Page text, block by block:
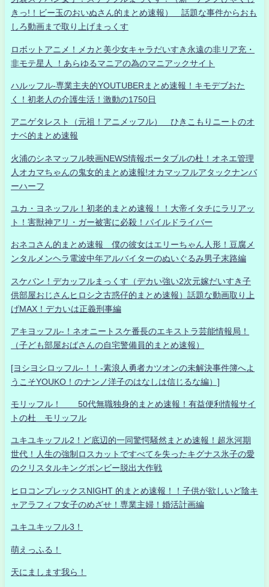
きっ!！ビー玉のおいぬさん的まとめ速報） 話題な事件からおも
しろ動画まで取り上げまっくす
ロボットアニメ！メカと美少女キャラだいすき永遠の非リア充・
非モテ星人 ！あらゆるマニアの為のマニアックサイト
ハルッフル-専業主夫的YOUTUBERまとめ速報！キモデブおた
く！初老人の介護生活！激動の1750日
アニゲタレスト（元祖！アニメッフル） ひきこもりニートのオ
ナベ的まとめ速報
火浦のシネマッフル映画NEWS情報ポータブルの杜！オネエ管理
人オカマちゃんの鬼女的まとめ速報!オカマッフルアタックナンバ
ーハーフ
ユカ・ヨネッフル！初老的まとめ速報！！大帝イタチにラリアッ
ト！害獣神アリ・ガー被害に必殺！パイルドライバー
おネコさん的まとめ速報 僕の彼女はエリーちゃん人形！豆腐メ
ンタルメンヘラ電波中年アルバイターのぬいぐるみ男子末路編
スケバン！デカッフルまっくす（デカい強い2次元嫁だいすき子
供部屋おじさんヒロシ之古惑仔的まとめ速報）話題な動画取り上
げMAX！デカいは正義刑事編
アキヨッフル-！ネオニートスケ番長のエキストラ芸能情報局！
（子ども部屋おばさんの自宅警備員的まとめ速報）
[ヨシヨシロッフル-！！-素浪人勇者カツオンの未解決事件簿へよ
うこそYOUKO！のナンノ洋子のはなしは信じるな編）]
モリッフル！ 50代無職独身的まとめ速報！有益便利情報サイ
トの杜 モリッフル
ユキユキッフル2！ど底辺的一同驚愕騒然まとめ速報！超氷河期
世代！人生の強制ロスカットですべてを失ったキグナス氷子の愛
のクリスタルキングボンビー脱出大作戦
ヒロコンプレックスNIGHT 的まとめ速報！！子供が欲しいど陰キ
ャアラフィフ女子のめざせ！専業主婦！婚活計画編
ユキユキッフル3！
萌えっふる！
天にまします我ら！